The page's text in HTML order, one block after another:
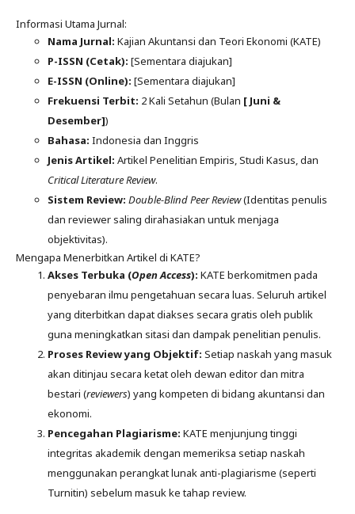
Informasi Utama Jurnal:
Nama Jurnal: Kajian Akuntansi dan Teori Ekonomi (KATE)
P-ISSN (Cetak): [Sementara diajukan]
E-ISSN (Online): [Sementara diajukan]
Frekuensi Terbit: 2 Kali Setahun (Bulan [ Juni &
Desember])
Bahasa: Indonesia dan Inggris
Jenis Artikel: Artikel Penelitian Empiris, Studi Kasus, dan
Critical Literature Review.
Sistem Review: Double-Blind Peer Review(Identitas penulis
dan reviewer saling dirahasiakan untuk menjaga
objektivitas).
Mengapa Menerbitkan Artikel di KATE?
Akses Terbuka (Open Access): KATE berkomitmen pada
penyebaran ilmu pengetahuan secara luas. Seluruh artikel
yang diterbitkan dapat diakses secara gratis oleh publik
guna meningkatkan sitasi dan dampak penelitian penulis.
Proses Review yang Objektif: Setiap naskah yang masuk
akan ditinjau secara ketat oleh dewan editor dan mitra
bestari (reviewers) yang kompeten di bidang akuntansi dan
ekonomi.
Pencegahan Plagiarisme: KATE menjunjung tinggi
integritas akademik dengan memeriksa setiap naskah
menggunakan perangkat lunak anti-plagiarisme (seperti
Turnitin) sebelum masuk ke tahap review.